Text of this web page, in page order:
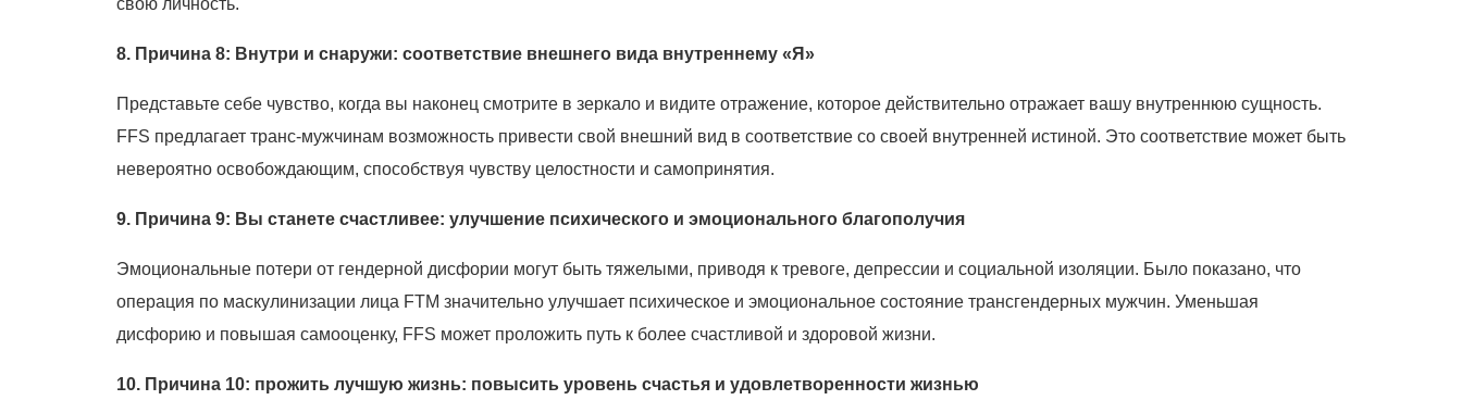
свою личность.
8. Причина 8: Внутри и снаружи: соответствие внешнего вида внутреннему «Я»
Представьте себе чувство, когда вы наконец смотрите в зеркало и видите отражение, которое действительно отражает вашу внутреннюю сущность.
FFS предлагает транс-мужчинам возможность привести свой внешний вид в соответствие со своей внутренней истиной. Это соответствие может быть
невероятно освобождающим, способствуя чувству целостности и самопринятия.
9. Причина 9: Вы станете счастливее: улучшение психического и эмоционального благополучия
Эмоциональные потери от гендерной дисфории могут быть тяжелыми, приводя к тревоге, депрессии и социальной изоляции. Было показано, что
операция по маскулинизации лица FTM значительно улучшает психическое и эмоциональное состояние трансгендерных мужчин. Уменьшая
дисфорию и повышая самооценку, FFS может проложить путь к более счастливой и здоровой жизни.
10. Причина 10: прожить лучшую жизнь: повысить уровень счастья и удовлетворенности жизнью